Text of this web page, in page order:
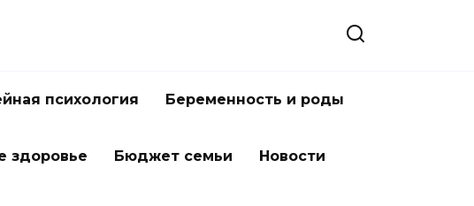
психология Беременность и роды
здоровье Бюджет семьи Новости